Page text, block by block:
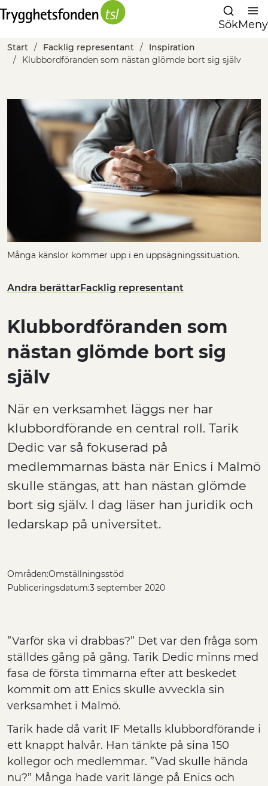
SökMeny
Start Facklig representant
Inspiration
Klubbordföranden som nästan glömde bort sig själv
Många känslor kommer upp i en uppsägningssituation.
Andra berättarFacklig representant
Klubbordföranden som
nästan glömde bort sig
själv
När en verksamhet läggs ner har
klubbordförande en central roll. Tarik
Dedic var så fokuserad på
medlemmarnas bästa när Enics i Malmö
skulle stängas, att han nästan glömde
bort sig själv. I dag läser han juridik och
ledarskap på universitet.
Områden:Omställningsstöd
Publiceringsdatum:3 september 2020
”Varför ska vi drabbas?” Det var den fråga som
ställdes gång på gång. Tarik Dedic minns med
fasa de första timmarna efter att beskedet
kommit om att Enics skulle avveckla sin
verksamhet i Malmö.
Tarik hade då varit IF Metalls klubbordförande i
ett knappt halvår. Han tänkte på sina 150
kollegor och medlemmar. ”Vad skulle hända
nu?” Många hade varit länge på Enics och